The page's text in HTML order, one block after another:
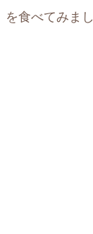
食べてみまし